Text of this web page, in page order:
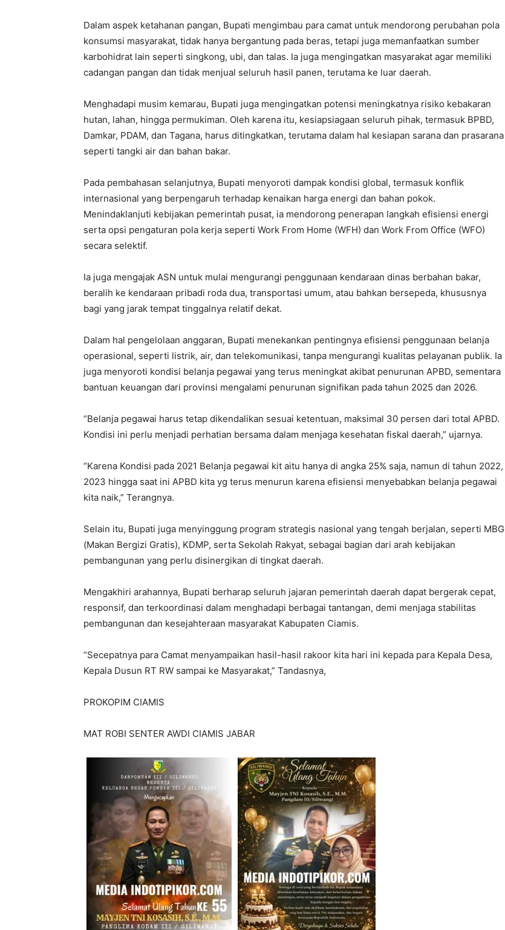
Dalam aspek ketahanan pangan, Bupati mengimbau para camat untuk mendorong perubahan pola
konsumsi masyarakat, tidak hanya bergantung pada beras, tetapi juga memanfaatkan sumber
karbohidrat lain seperti singkong, ubi, dan talas. Ia juga mengingatkan masyarakat agar memiliki
cadangan pangan dan tidak menjual seluruh hasil panen, terutama ke luar daerah.
Menghadapi musim kemarau, Bupati juga mengingatkan potensi meningkatnya risiko kebakaran
hutan, lahan, hingga permukiman. Oleh karena itu, kesiapsiagaan seluruh pihak, termasuk BPBD,
Damkar, PDAM, dan Tagana, harus ditingkatkan, terutama dalam hal kesiapan sarana dan prasarana
seperti tangki air dan bahan bakar.
Pada pembahasan selanjutnya, Bupati menyoroti dampak kondisi global, termasuk konflik
internasional yang berpengaruh terhadap kenaikan harga energi dan bahan pokok.
Menindaklanjuti kebijakan pemerintah pusat, ia mendorong penerapan langkah efisiensi energi
serta opsi pengaturan pola kerja seperti Work From Home (WFH) dan Work From Office (WFO)
secara selektif.
Ia juga mengajak ASN untuk mulai mengurangi penggunaan kendaraan dinas berbahan bakar,
beralih ke kendaraan pribadi roda dua, transportasi umum, atau bahkan bersepeda, khususnya
bagi yang jarak tempat tinggalnya relatif dekat.
Dalam hal pengelolaan anggaran, Bupati menekankan pentingnya efisiensi penggunaan belanja
operasional, seperti listrik, air, dan telekomunikasi, tanpa mengurangi kualitas pelayanan publik. Ia
juga menyoroti kondisi belanja pegawai yang terus meningkat akibat penurunan APBD, sementara
bantuan keuangan dari provinsi mengalami penurunan signifikan pada tahun 2025 dan 2026.
“Belanja pegawai harus tetap dikendalikan sesuai ketentuan, maksimal 30 persen dari total APBD.
Kondisi ini perlu menjadi perhatian bersama dalam menjaga kesehatan fiskal daerah,” ujarnya.
“Karena Kondisi pada 2021 Belanja pegawai kit aitu hanya di angka 25% saja, namun di tahun 2022,
2023 hingga saat ini APBD kita yg terus menurun karena efisiensi menyebabkan belanja pegawai
kita naik,” Terangnya.
Selain itu, Bupati juga menyinggung program strategis nasional yang tengah berjalan, seperti MBG
(Makan Bergizi Gratis), KDMP, serta Sekolah Rakyat, sebagai bagian dari arah kebijakan
pembangunan yang perlu disinergikan di tingkat daerah.
Mengakhiri arahannya, Bupati berharap seluruh jajaran pemerintah daerah dapat bergerak cepat,
responsif, dan terkoordinasi dalam menghadapi berbagai tantangan, demi menjaga stabilitas
pembangunan dan kesejahteraan masyarakat Kabupaten Ciamis.
“Secepatnya para Camat menyampaikan hasil-hasil rakoor kita hari ini kepada para Kepala Desa,
Kepala Dusun RT RW sampai ke Masyarakat,” Tandasnya,
PROKOPIM CIAMIS
MAT ROBI SENTER AWDI CIAMIS JABAR